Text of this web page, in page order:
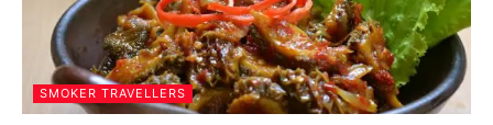
SMOKER TRAVELLERS